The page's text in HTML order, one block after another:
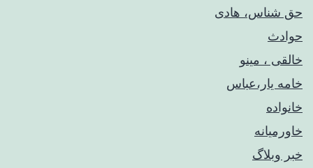
حق شناس، هادی
حوادث
خالقی ، مینو
خامه یار،عباس
خانواده
خاورمیانه
خبر وبلاگ